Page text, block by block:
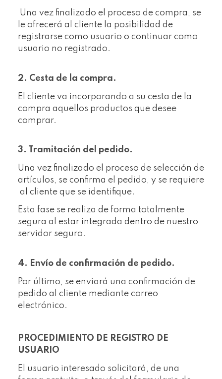
Una vez finalizado el proceso de compra, se
le ofrecerá al cliente la posibilidad de
registrarse como usuario o continuar como
usuario no registrado.
2. Cesta de la compra.
El cliente va incorporando a su cesta de la
compra aquellos productos que desee
comprar.
3. Tramitación del pedido.
Una vez finalizado el proceso de selección de
artículos, se confirma el pedido, y se requiere
al cliente que se identifique.
Esta fase se realiza de forma totalmente
segura al estar integrada dentro de nuestro
servidor seguro.
4. Envío de confirmación de pedido.
Por último, se enviará una confirmación de
pedido al cliente mediante correo
electrónico.
PROCEDIMIENTO DE REGISTRO DE
USUARIO
El usuario interesado solicitará, de una